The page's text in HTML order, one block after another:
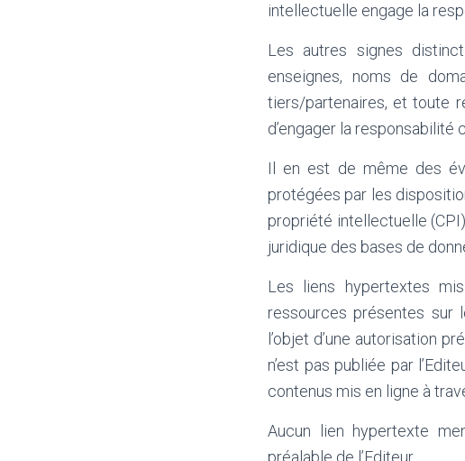
intellectuelle engage la
Les autres signes
enseignes, noms de
tiers/partenaires, et toute
d’engager la responsabilité
Il en est de même des
protégées par les
propriété intellectuelle
juridique des bases de
Les liens hypertextes
ressources présentes sur
l’objet d’une autorisation
n’est pas publiée par
contenus mis en ligne à
Aucun lien hypertexte
préalable de l’Editeur.